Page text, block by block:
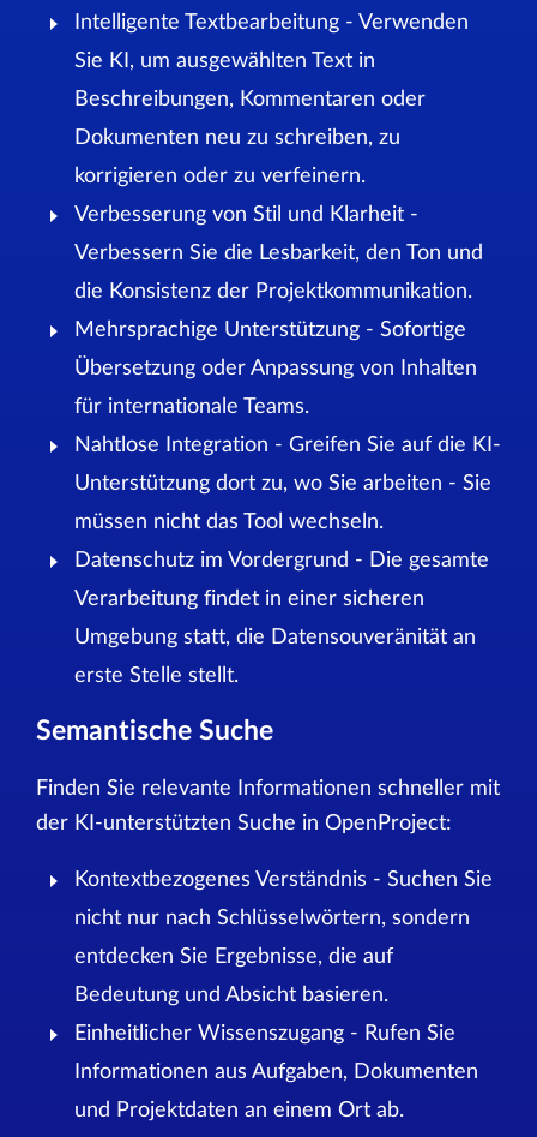
Intelligente Textbearbeitung - Verwenden
Sie KI, um ausgewählten Text in
Beschreibungen, Kommentaren oder
Dokumenten neu zu schreiben, zu
korrigieren oder zu verfeinern.
Verbesserung von Stil und Klarheit -
Verbessern Sie die Lesbarkeit, den Ton und
die Konsistenz der Projektkommunikation.
Mehrsprachige Unterstützung - Sofortige
Übersetzung oder Anpassung von Inhalten
für internationale Teams.
Nahtlose Integration - Greifen Sie auf die KI-
Unterstützung dort zu, wo Sie arbeiten - Sie
müssen nicht das Tool wechseln.
Datenschutz im Vordergrund - Die gesamte
Verarbeitung findet in einer sicheren
Umgebung statt, die Datensouveränität an
erste Stelle stellt.
Semantische Suche
Finden Sie relevante Informationen schneller mit
der KI-unterstützten Suche in OpenProject:
Kontextbezogenes Verständnis - Suchen Sie
nicht nur nach Schlüsselwörtern, sondern
entdecken Sie Ergebnisse, die auf
Bedeutung und Absicht basieren.
Einheitlicher Wissenszugang - Rufen Sie
Informationen aus Aufgaben, Dokumenten
und Projektdaten an einem Ort ab.